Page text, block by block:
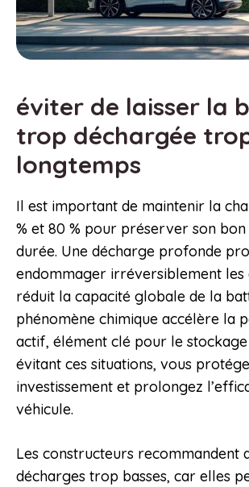
éviter de laisser la
trop déchargée
longtemps
Il est important de maintenir la
% et 80 % pour préserver son
durée. Une décharge profonde
endommager irréversiblement les
réduit la capacité globale de la
phénomène chimique accélère la
actif, élément clé pour le stockage
évitant ces situations, vous
investissement et prolongez
véhicule.
Les constructeurs recommandent
décharges trop basses, car elles